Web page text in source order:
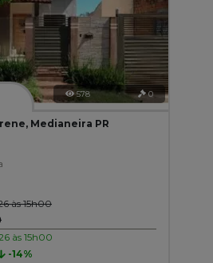
578 0
Medianeira PR
às 15h00
às 15h00
-14%